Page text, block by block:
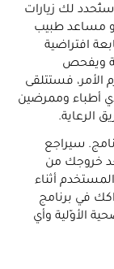
ستُحدد لك زيارات
مساعد طبيب
افتراضية
ويفحص
الأمر، فستتلقى
أطباء وممرضين
الرعاية.
سيراجع
خروجك من
أثناء
في برنامج
الأوّلية وأي